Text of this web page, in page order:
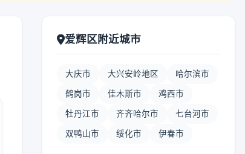
爱辉区附近城市
大庆市 大兴安岭地区 哈尔滨市
鹤岗市 佳木斯市 鸡西市
牡丹江市 齐齐哈尔市 七台河市
双鸭山市 绥化市 伊春市